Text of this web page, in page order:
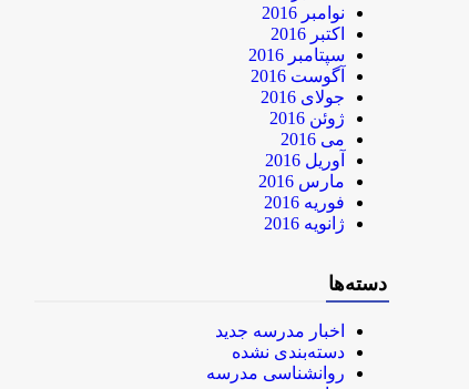
نوامبر 2016
اکتبر 2016
سپتامبر 2016
آگوست 2016
جولای 2016
ژوئن 2016
می 2016
آوریل 2016
مارس 2016
فوریه 2016
ژانویه 2016
دسته‌ها
اخبار مدرسه جدید
دسته‌بندی نشده
روانشناسی مدرسه